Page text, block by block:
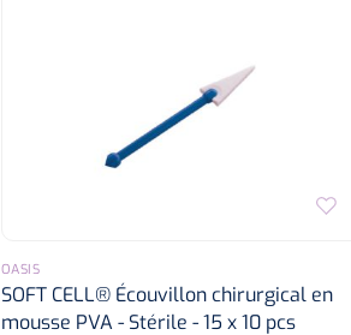
OASIS
SOFT CELL® Écouvillon chirurgical en
mousse PVA - Stérile - 15 x 10 pcs